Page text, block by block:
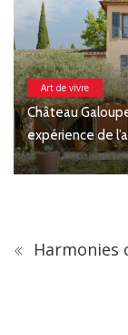
une nouvelle
Harmonies